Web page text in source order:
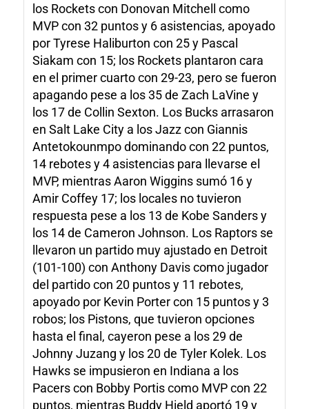
los Rockets con Donovan Mitchell como
MVP con 32 puntos y 6 asistencias, apoyado
por Tyrese Haliburton con 25 y Pascal
Siakam con 15; los Rockets plantaron cara
en el primer cuarto con 29-23, pero se fueron
apagando pese a los 35 de Zach LaVine y
los 17 de Collin Sexton. Los Bucks arrasaron
en Salt Lake City a los Jazz con Giannis
Antetokounmpo dominando con 22 puntos,
14 rebotes y 4 asistencias para llevarse el
MVP, mientras Aaron Wiggins sumó 16 y
Amir Coffey 17; los locales no tuvieron
respuesta pese a los 13 de Kobe Sanders y
los 14 de Cameron Johnson. Los Raptors se
llevaron un partido muy ajustado en Detroit
(101-100) con Anthony Davis como jugador
del partido con 20 puntos y 11 rebotes,
apoyado por Kevin Porter con 15 puntos y 3
robos; los Pistons, que tuvieron opciones
hasta el final, cayeron pese a los 29 de
Johnny Juzang y los 20 de Tyler Kolek. Los
Hawks se impusieron en Indiana a los
Pacers con Bobby Portis como MVP con 22
puntos, mientras Buddy Hield aportó 19 y